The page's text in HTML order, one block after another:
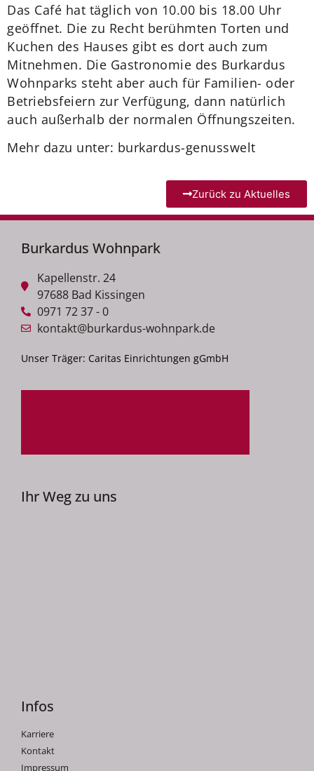
Das Café hat täglich von 10.00 bis 18.00 Uhr
geöffnet. Die zu Recht berühmten Torten und
Kuchen des Hauses gibt es dort auch zum
Mitnehmen. Die Gastronomie des Burkardus
Wohnparks steht aber auch für Familien- oder
Betriebsfeiern zur Verfügung, dann natürlich
auch außerhalb der normalen Öffnungszeiten.
Mehr dazu unter: burkardus-genusswelt
Zurück zu Aktuelles
Burkardus Wohnpark
Kapellenstr. 24
97688 Bad Kissingen
0971 72 37 - 0
kontakt@burkardus-wohnpark.de
Unser Träger: Caritas Einrichtungen gGmbH
Ihr Weg zu uns
Infos
Karriere
Kontakt
Impressum